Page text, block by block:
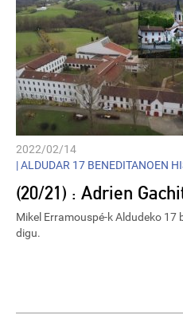
2022/02/14
|ALDUDAR 17 BENEDITANOEN
(20/21) : Adrien
Mikel Erramouspé-k Aldudeko
digu.